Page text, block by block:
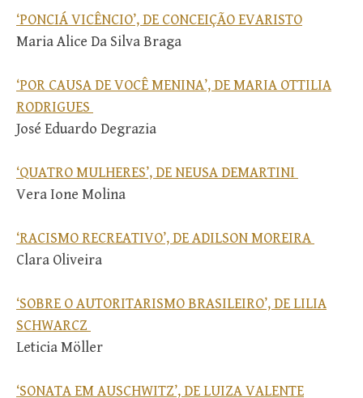
‘PONCIÁ VICÊNCIO’, DE CONCEIÇÃO EVARISTO
Maria Alice Da Silva Braga
‘POR CAUSA DE VOCÊ MENINA’, DE MARIA OTTILIA
RODRIGUES
José Eduardo Degrazia
‘QUATRO MULHERES’, DE NEUSA DEMARTINI
Vera Ione Molina
‘RACISMO RECREATIVO’, DE ADILSON MOREIRA
Clara Oliveira
‘SOBRE O AUTORITARISMO BRASILEIRO’, DE LILIA
SCHWARCZ
Leticia Möller
‘SONATA EM AUSCHWITZ’, DE LUIZA VALENTE